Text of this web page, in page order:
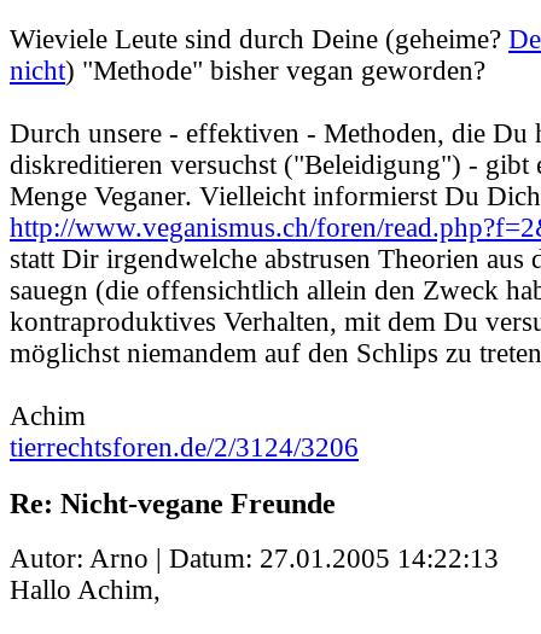
Wieviele Leute sind durch Deine (geheime?
nicht) "Methode" bisher vegan geworden?
Durch unsere - effektiven - Methoden, die Du
diskreditieren versuchst ("Beleidigung") - gibt
Menge Veganer. Vielleicht informierst Du
http://www.veganismus.ch/foren/
statt Dir irgendwelche abstrusen Theorien aus
sauegn (die offensichtlich allein den Zweck
kontraproduktives Verhalten, mit dem Du
möglichst niemandem auf den Schlips zu
Achim
tierrechtsforen.de/2/3124/3206
Re: Nicht-vegane Freunde
Autor: Arno | Datum: 27.01.2005 14:22:13
Hallo Achim,